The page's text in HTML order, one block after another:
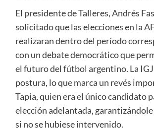
El presidente de Talleres, Andrés
solicitado que las elecciones en la
realizaran dentro del período
con un debate democrático que
el futuro del fútbol argentino. La
postura, lo que marca un revés
Tapia, quien era el único candidato
elección adelantada,
si no se hubiese intervenido.